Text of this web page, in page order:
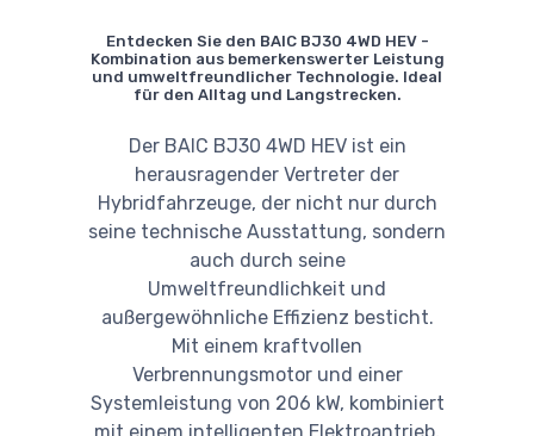
Entdecken Sie den BAIC BJ30 4WD HEV -
Kombination aus bemerkenswerter Leistung
und umweltfreundlicher Technologie. Ideal
für den Alltag und Langstrecken.
Der BAIC BJ30 4WD HEV ist ein
herausragender Vertreter der
Hybridfahrzeuge, der nicht nur durch
seine technische Ausstattung, sondern
auch durch seine
Umweltfreundlichkeit und
außergewöhnliche Effizienz besticht.
Mit einem kraftvollen
Verbrennungsmotor und einer
Systemleistung von 206 kW, kombiniert
mit einem intelligenten Elektroantrieb,